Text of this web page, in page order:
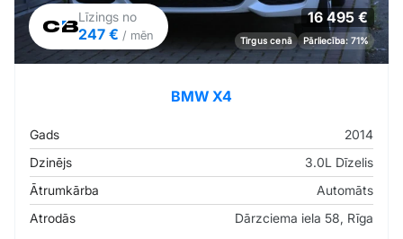
Līzings no
247 € / mēn
16 495 €
Tirgus cenā Pārliecība: 71%
BMW X4
Gads
2014
Dzinējs
3.0L Dīzelis
Ātrumkārba
Automāts
Atrodās
Dārzciema iela 58, Rīga